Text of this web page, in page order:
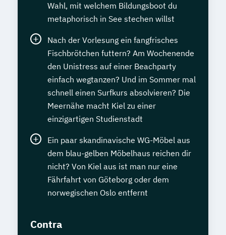
Wahl, mit welchem Bildungsboot du
metaphorisch in See stechen willst
Nach der Vorlesung ein fangfrisches
Fischbrötchen futtern? Am Wochenende
den Unistress auf einer Beachparty
einfach wegtanzen? Und im Sommer mal
schnell einen Surfkurs absolvieren? Die
Meernähe macht Kiel zu einer
einzigartigen Studienstadt
Ein paar skandinavische WG-Möbel aus
dem blau-gelben Möbelhaus reichen dir
nicht? Von Kiel aus ist man nur eine
Fährfahrt von Göteborg oder dem
norwegischen Oslo entfernt
Contra